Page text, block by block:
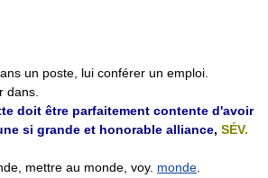
un poste, lui conférer un emploi.
dans.
doit être parfaitement contente d'avoir
si grande et honorable alliance, SÉV.
mettre au monde, voy. monde